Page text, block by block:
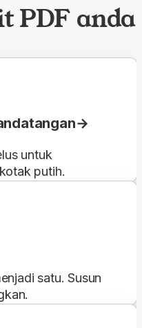
PDF anda
untuk
putih.
satu. Susun